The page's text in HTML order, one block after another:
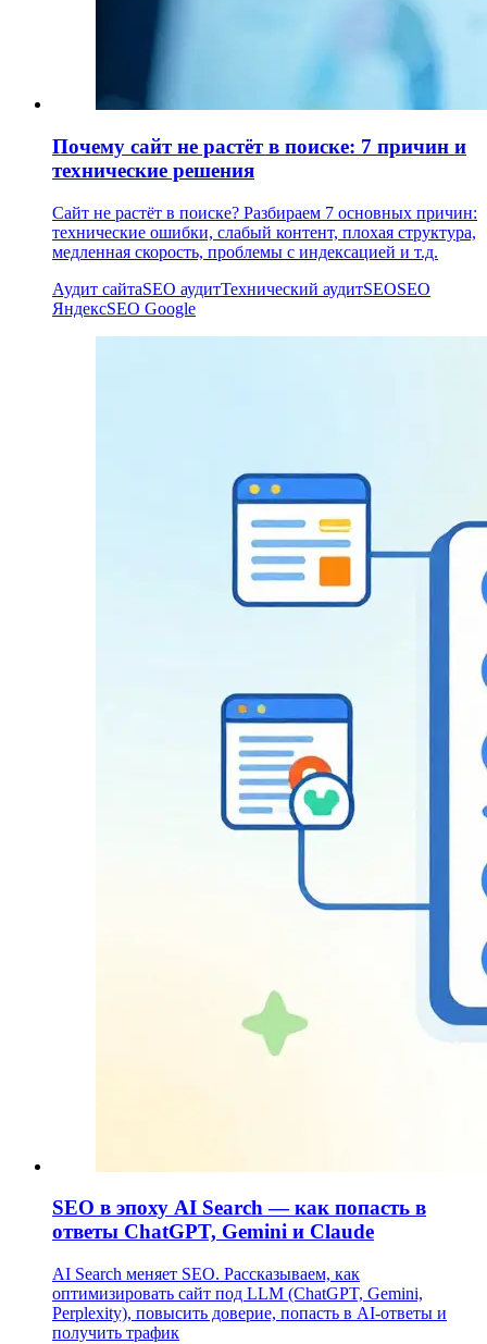
Почему сайт не растёт в поиске: 7 причин и
технические решения
Сайт не растёт в поиске? Разбираем 7 основных причин:
технические ошибки, слабый контент, плохая структура,
медленная скорость, проблемы с индексацией и т.д.
Аудит сайтаSEO аудитТехнический аудитSEOSEO
ЯндексSEO Google
SEO в эпоху AI Search — как попасть в
ответы ChatGPT, Gemini и Claude
AI Search меняет SEO. Рассказываем, как
оптимизировать сайт под LLM (ChatGPT, Gemini,
Perplexity), повысить доверие, попасть в AI-ответы и
получить трафик